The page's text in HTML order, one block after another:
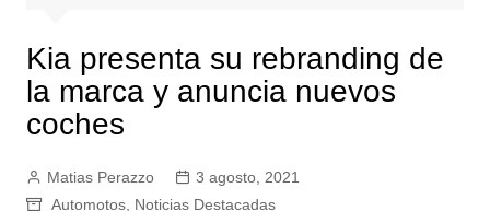
Kia presenta su rebranding de
la marca y anuncia nuevos
coches
Matias Perazzo
3 agosto, 2021
Automotos, Noticias Destacadas